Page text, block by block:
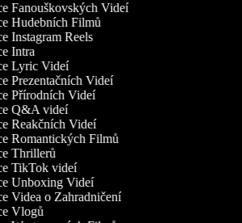
Fanouškovských Videí
Hudebních Filmů
Instagram Reels
Intra
Lyric Videí
Prezentačních Videí
Přírodních Videí
Q&A videí
Reakčních Videí
Romantických Filmů
Thrillerů
TikTok videí
Unboxing Videí
Videa o Zahradničení
Vlogů